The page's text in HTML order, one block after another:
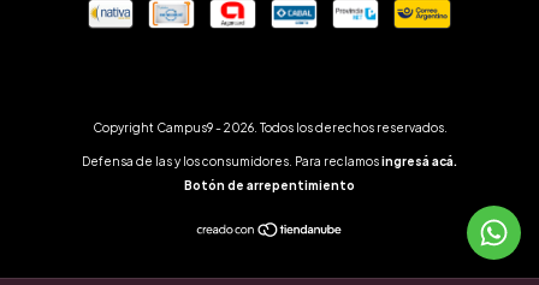
Copyright Campus9 - 2026. Todos los derechos reservados.
Defensa de las y los consumidores. Para reclamosingresá acá.
Botón de arrepentimiento